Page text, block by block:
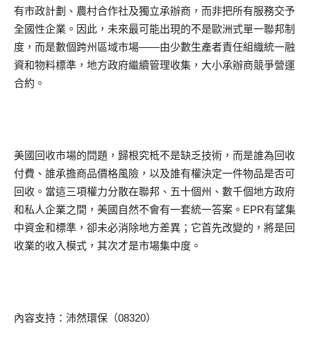
有市政計劃、農村合作社及獨立承辦商，而非把所有服務交予
全國性企業。因此，未來最可能出現的不是歐洲式單一聯邦制
度，而是數個跨州區域市場——由少數生產者責任組織統一融
資和物料標準，地方政府繼續管理收集，大小承辦商競爭營運
合約。
美國回收市場的問題，歸根究柢不是缺乏技術，而是誰為回收
付費、誰承擔商品價格風險，以及誰有權決定一件物品是否可
回收。當這三項權力分散在聯邦、五十個州、數千個地方政府
和私人企業之間，美國自然不會有一套統一答案。EPR有望集
中資金和標準，卻未必消除地方差異；它首先改變的，將是回
收業的收入模式，其次才是市場集中度。
內容支持：沛然環保（08320）